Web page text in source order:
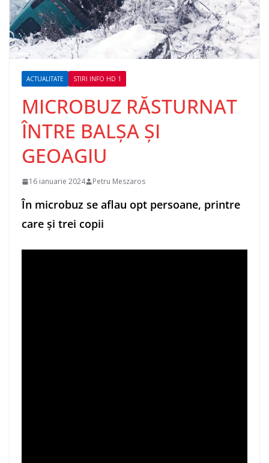
ACTUALITATE STIRI INFO HD 1
MICROBUZ RĂSTURNAT
ÎNTRE BALȘA ȘI
GEOAGIU
16 ianuarie 2024 Petru Meszaros
În microbuz se aflau opt persoane, printre
care și trei copii